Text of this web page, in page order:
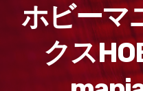
ホビーマ
クス